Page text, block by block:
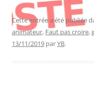
Cette entrée a été publiée
animateur, Faut pas croire,
13/11/2019 parYB.